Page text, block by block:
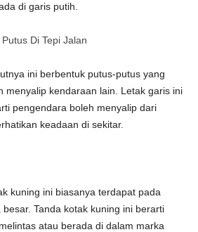
di garis putih.
Di Tepi Jalan
ini berbentuk putus-putus yang
menyalip kendaraan lain. Letak garis ini
pengendara boleh menyalip dari
keadaan di sekitar.
kuning ini biasanya terdapat pada
Tanda kotak kuning ini berarti
atau berada di dalam marka